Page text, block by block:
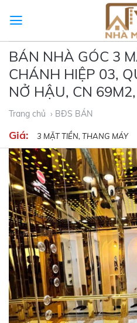
BÁN NHÀ GÓC 3
CHÁNH HIỆP 03,
NỞ HẬU, CN
Trang chủ › BĐS BÁN
Giá: 3 MẶT TIỀN, THANG MÁY